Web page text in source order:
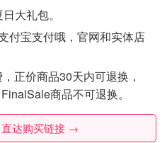
大礼包。
付宝支付哦，官网和实体店
正价商品30天内可退换，
商品不可退换。
直达购买链接 →